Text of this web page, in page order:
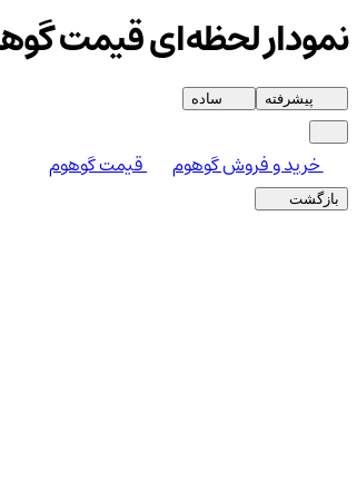
نمودار لحظه‌ای قیمت
پیشرفته ساده
خرید و فروش گوهوم قیمت گوهوم
بازگشت